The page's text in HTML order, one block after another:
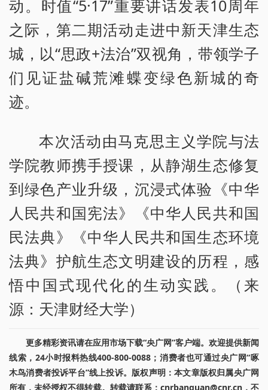
动。时值“5·17”重要讲话发表10周年
之际，第二期活动走进中新天津生态
城，以“思政+法治”双视角，带领学子
们见证盐碱荒滩蝶变绿色新城的奇
迹。
本次活动由马克思主义学院与法
学院教师携手授课，从静湖生态修复
到绿色产业升级，沉浸式体验《中华
人民共和国宪法》《中华人民共和国
民法典》《中华人民共和国生态环境
法典》护航生态文明建设的历程，感
悟中国式现代化的生动实践。（来
源：天津财经大学）
更多精彩资讯请在应用市场下载“央广网”客户端。欢迎提供新闻
线索，24小时报料热线400-800-0088；消费者也可通过央广网“啄
木鸟消费者投诉平台”线上投诉。版权声明：本文章版权归属央广网
所有，未经授权不得转载。转载请联系：cnrbanquan@cnr.cn，不